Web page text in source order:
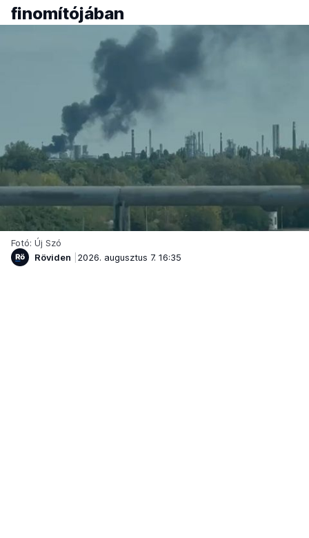
finomítójában
Fotó: Új Szó
Röviden
2026. augusztus 7. 16:35